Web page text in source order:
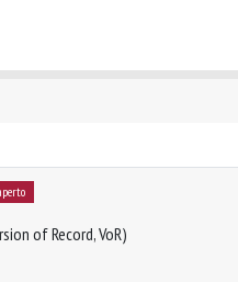
of Record, VoR)